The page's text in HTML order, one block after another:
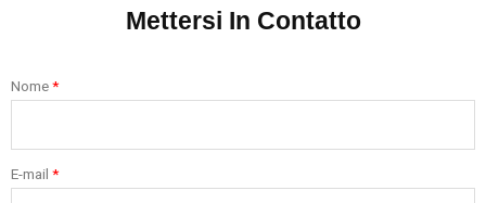
Mettersi In Contatto
Nome
E-mail